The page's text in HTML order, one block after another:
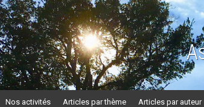
Nos activités Articles par thème Articles par auteur